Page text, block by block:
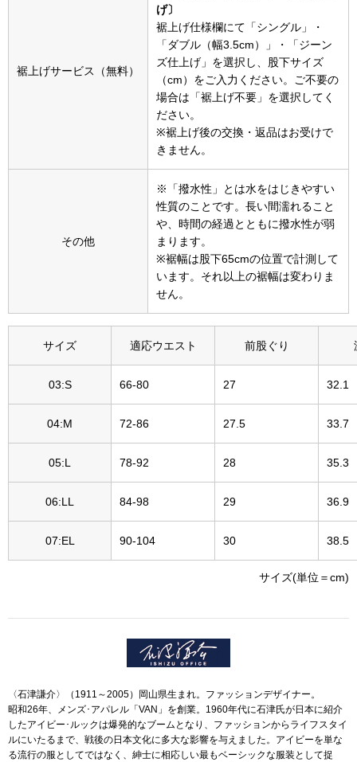
セイコー〉マウリッツハイス美術館公認フェ
ルメールオマージュウオッチ
すべて見る
サングラス／
傘／日傘
その他
和装
その他
おすすめブラ
ザ･ノース･フ
ヘリーハンセン
カンタベリー
おすすめ特集
【特集】Travel
裾上げサービス（無料）
げ〕
裾上げ仕様欄にて「シングル」・
「ダブル（幅3.5cm）」・「ジーン
ズ仕上げ」を選択し、股下サイズ
（cm）をご入力ください。ご不要の
場合は「裾上げ不要」を選択してく
ださい。
※裾上げ後の交換・返品はお受けで
きません。
その他
※「撥水性」とは水をはじきやすい
性質のことです。長い間濡れること
や、時間の経過とともに撥水性が弱
まります。
※裾幅は股下65cmの位置で計測して
います。それ以上の裾幅は変わりま
せん。
サイズ 適応ウエスト 前股ぐり
03:S 66-80 27 32.1
04:M 72-86 27.5 33.7
05:L 78-92 28 35.3
06:LL 84-98 29 36.9
07:EL 90-104 30 38.5
サイズ(単位＝cm)
〈石津謙介〉（1911～2005）岡山県生まれ。ファッションデザイナー。
昭和26年、メンズ･アパレル「VAN」を創業。1960年代に石津氏が日本に紹介
したアイビー･ルックは爆発的なブームとなり、ファッションからライフスタイ
ルにいたるまで、戦後の日本文化に多大な影響を与えました。アイビーを単な
る流行の服としてではなく、紳士に相応しい最もベーシックな服装として捉